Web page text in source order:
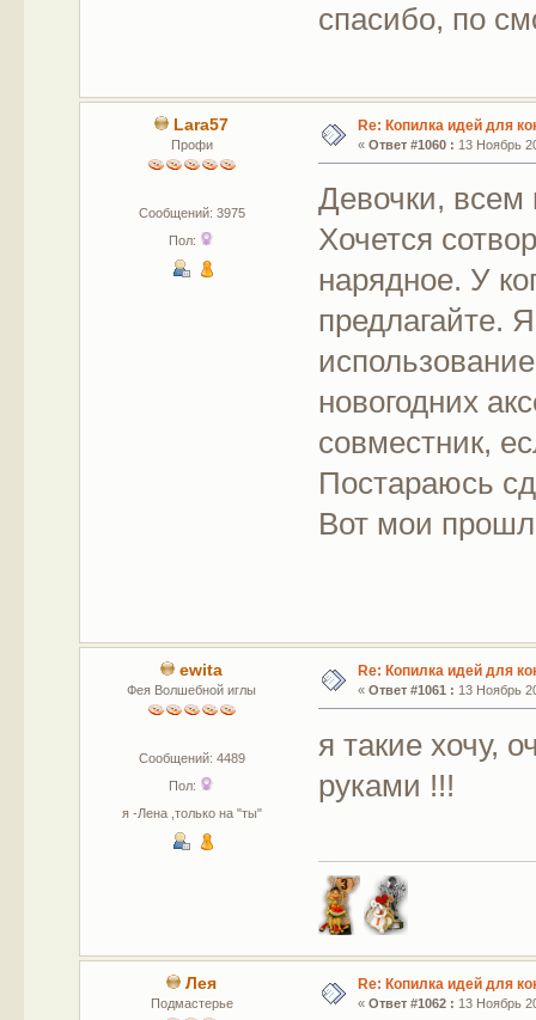
спасибо, по
Lara57
Профи
Сообщений: 3975
Пол:
Re: Копилка идей для
« Ответ #1060 : 13 Ноябрь
Девочки, всем
Хочется
нарядное. У
предлагайте.
новогодних
совместник,
Постараюсь
Вот мои
ewita
Фея Волшебной иглы
Сообщений: 4489
Пол:
я -Лена ,только на "ты"
Re: Копилка идей для
« Ответ #1061 : 13 Ноябрь
я такие хочу,
руками !!!
Лея
Подмастерье
Re: Копилка идей для
« Ответ #1062 : 13 Ноябрь